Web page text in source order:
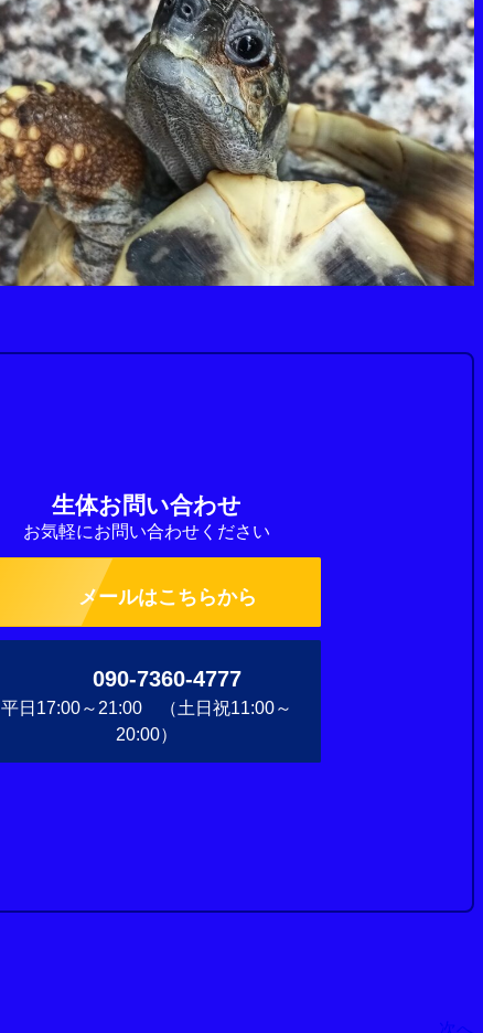
生体お問い合わせ
お気軽にお問い合わせください
メールはこちらから
090-7360-4777
平日17:00～21:00 （土日祝11:00～
20:00）
次へ